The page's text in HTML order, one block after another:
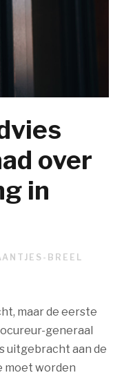
over
in
BREEL
maar de eerste
generaal
uitgebracht aan de
moet worden